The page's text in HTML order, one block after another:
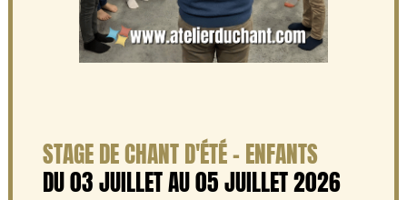
STAGE DE CHANT D'ÉTÉ - ENFANTS
DU 03 JUILLET AU 05 JUILLET 2026